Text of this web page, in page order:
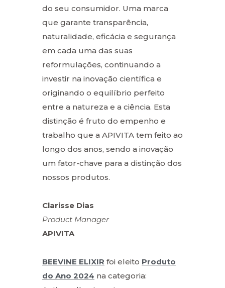
do seu consumidor. Uma marca
que garante transparência,
naturalidade, eficácia e segurança
em cada uma das suas
reformulações, continuando a
investir na inovação científica e
originando o equilíbrio perfeito
entre a natureza e a ciência. Esta
distinção é fruto do empenho e
trabalho que a APIVITA tem feito ao
longo dos anos, sendo a inovação
um fator-chave para a distinção dos
nossos produtos.
Clarisse Dias
Product Manager
APIVITA
BEEVINE ELIXIR foi eleito Produto
do Ano 2024 na categoria: